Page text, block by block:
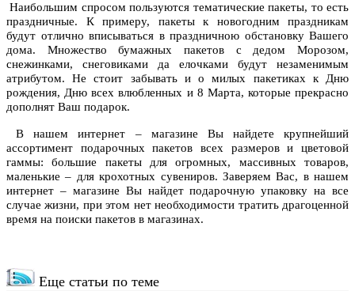
Наибольшим спросом пользуются тематические пакеты, то есть
праздничные. К примеру, пакеты к новогодним праздникам
будут отлично вписываться в праздничною обстановку Вашего
дома. Множество бумажных пакетов с дедом Морозом,
снежинками, снеговиками да елочками будут незаменимым
атрибутом. Не стоит забывать и о милых пакетиках к Дню
рождения, Дню всех влюбленных и 8 Марта, которые прекрасно
дополнят Ваш подарок.
В нашем интернет – магазине Вы найдете крупнейший
ассортимент подарочных пакетов всех размеров и цветовой
гаммы: большие пакеты для огромных, массивных товаров,
маленькие – для крохотных сувениров. Заверяем Вас, в нашем
интернет – магазине Вы найдет подарочную упаковку на все
случае жизни, при этом нет необходимости тратить драгоценной
время на поиски пакетов в магазинах.
Еще статьи по теме